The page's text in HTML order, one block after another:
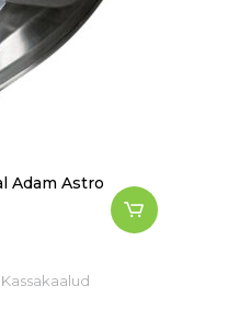
Adam Astro